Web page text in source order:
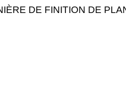
DE FINITION DE